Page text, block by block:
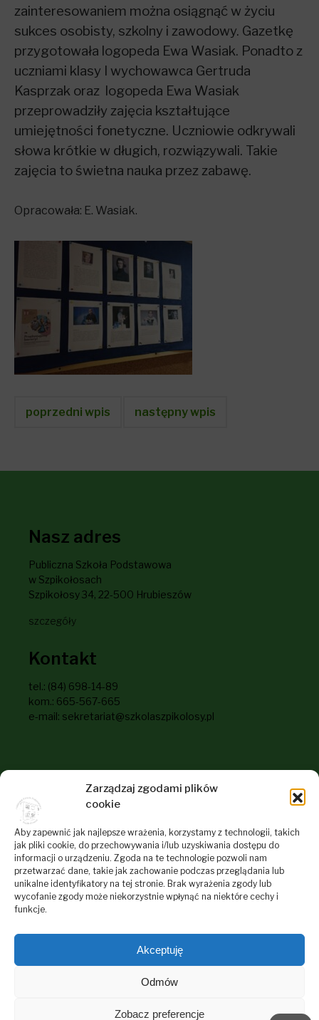
Zarządzaj zgodami plików
cookie
Aby zapewnić jak najlepsze wrażenia, korzystamy z technologii, takich
jak pliki cookie, do przechowywania i/lub uzyskiwania dostępu do
informacji o urządzeniu. Zgoda na te technologie pozwoli nam
przetwarzać dane, takie jak zachowanie podczas przeglądania lub
unikalne identyfikatory na tej stronie. Brak wyrażenia zgody lub
wycofanie zgody może niekorzystnie wpłynąć na niektóre cechy i
funkcje.
Akceptuję
Odmów
Zobacz preferencje
zainteresowaniem można osiągnąć w życiu
sukces osobisty, szkolny i zawodowy. Gazetkę
przygotowała logopeda Ewa Wasiak. Ponadto z
uczniami klasy I wychowawca Gertruda
Kasprzak oraz logopeda Ewa Wasiak
przeprowadziły zajęcia kształtujące
umiejętności fonetyczne. Uczniowie odkrywali
słowa krótkie w długich, rozwiązywali. Takie
zajęcia to świetna nauka przez zabawę.
Opracowała: E. Wasiak.
poprzedni wpis następny wpis
Nasz adres
Publiczna Szkoła Podstawowa
w Szpikołosach
Szpikołosy 34, 22-500 Hrubieszów
szczegóły
Kontakt
tel.: (84) 698-14-89
kom.: 665-567-665
e-mail: sekretariat@szkolaszpikolosy.pl
Informacje dla odwiedzających
naszą stronę
RODO
Deklaracja dostępności
Polityka plików cookies
Regulamin Serwisu Internetowego Szkoły